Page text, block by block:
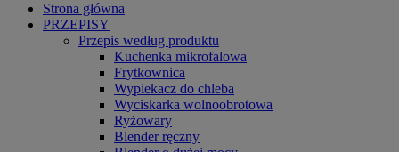
Strona główna
PRZEPISY
Przepis według produktu
Kuchenka mikrofalowa
Frytkownica
Wypiekacz do chleba
Wyciskarka wolnoobrotowa
Ryżowary
Blender ręczny